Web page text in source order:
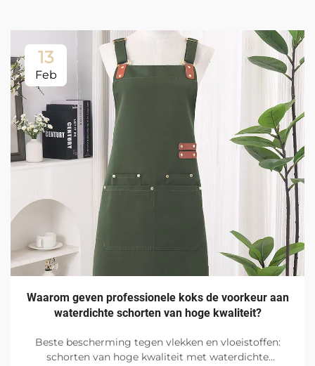
13
Feb
Waarom geven professionele koks de voorkeur aan
waterdichte schorten van hoge kwaliteit?
Beste bescherming tegen vlekken en vloeistoffen:
schorten van hoge kwaliteit met waterdichte